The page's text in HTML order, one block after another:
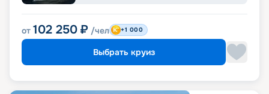
от 102 250 ₽ /чел +1 000
Выбрать круиз